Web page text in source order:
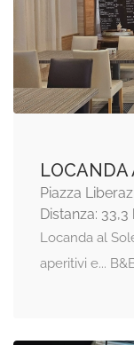
LOCANDA
Piazza
Distanza: 33,3
Locanda al
aperitivi e...